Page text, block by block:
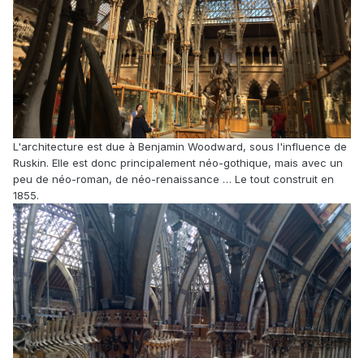
L'architecture est due à Benjamin Woodward, sous l'influence de
Ruskin. Elle est donc principalement néo-gothique, mais avec un
peu de néo-roman, de néo-renaissance … Le tout construit en
1855.